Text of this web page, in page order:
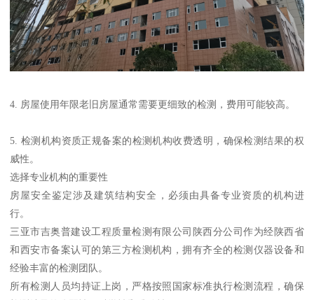
4. 房屋使用年限老旧房屋通常需要更细致的检测，费用可能较高。
5. 检测机构资质正规备案的检测机构收费透明，确保检测结果的权
威性。
选择专业机构的重要性
房屋安全鉴定涉及建筑结构安全，必须由具备专业资质的机构进
行。
三亚市吉奥普建设工程质量检测有限公司陕西分公司作为经陕西省
和西安市备案认可的第三方检测机构，拥有齐全的检测仪器设备和
经验丰富的检测团队。
所有检测人员均持证上岗，严格按照国家标准执行检测流程，确保